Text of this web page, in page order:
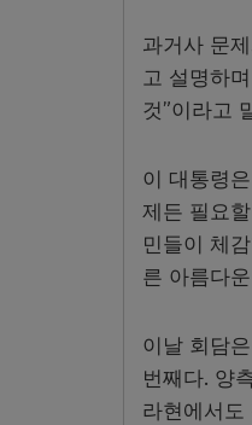
과거사 문
고 설명하
것”이라고
이 대통령
제든 필요
민들이 체
른 아름다
이날 회담
번째다. 양
라현에서